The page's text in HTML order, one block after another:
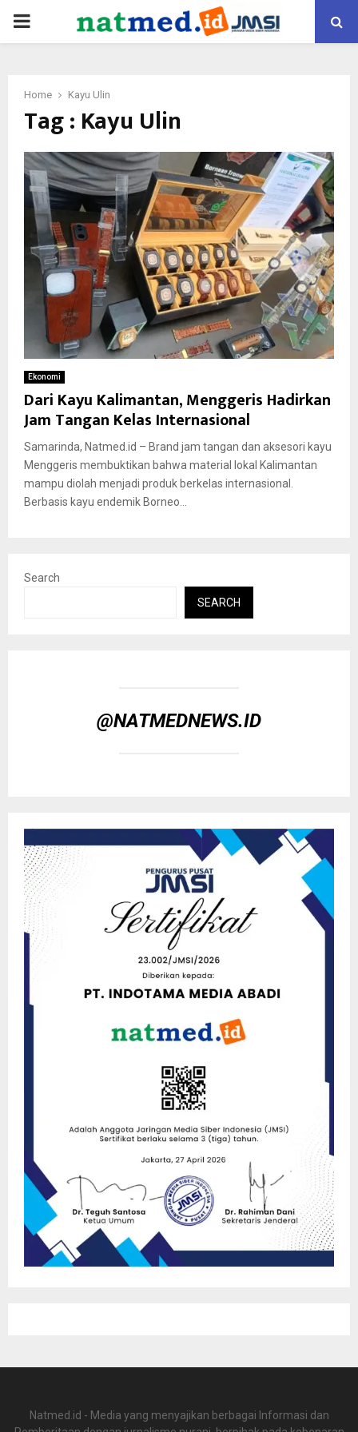
PRIMARY
Home Kayu Ulin
Tag : Kayu Ulin
Ekonomi
Dari Kayu Kalimantan, Menggeris Hadirkan
Jam Tangan Kelas Internasional
Samarinda, Natmed.id – Brand jam tangan dan aksesori kayu
Menggeris membuktikan bahwa material lokal Kalimantan
mampu diolah menjadi produk berkelas internasional.
Berbasis kayu endemik Borneo...
Search
SEARCH
@NATMEDNEWS.ID
Natmed.id - Media yang menyajikan berbagai Informasi dan